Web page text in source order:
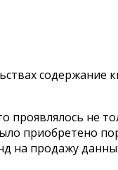
содержание
проявлялось не
приобретено
на продажу